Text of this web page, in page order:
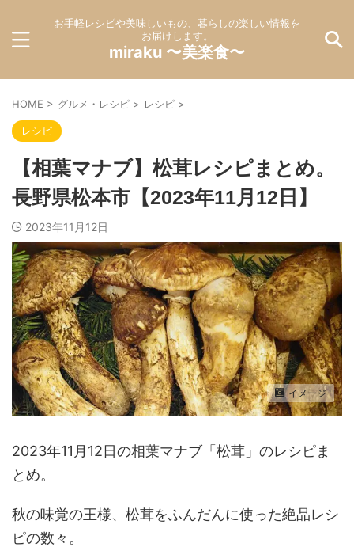
お手軽レシピや美味しいもの、暮らしの楽しい情報を
お届けします。
miraku 〜美楽食〜
HOME > グルメ・レシピ > レシピ >
レシピ
【相葉マナブ】松茸レシピまとめ。
長野県松本市【2023年11月12日】
2023年11月12日
イメージ
2023年11月12日の相葉マナブ「松茸」のレシピま
とめ。
秋の味覚の王様、松茸をふんだんに使った絶品レシ
ピの数々。